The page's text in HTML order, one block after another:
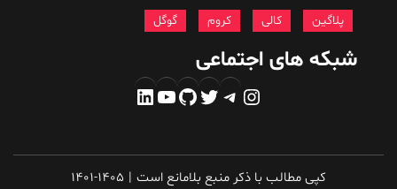
پلاگین
شبکه های اجتماعی
اینستاگرم
تلگرام
توییتر
گیت‌هاب
یوتیوب
لینکداین
کپی مطالب با ذکر منبع بلامانع است |
1401-1405